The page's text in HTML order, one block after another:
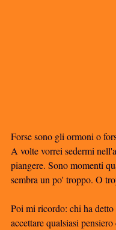
Forse sono gli ormoni o
A volte vorrei sedermi
piangere. Sono momenti
sembra un po' troppo. O
Poi mi ricordo: chi ha detto
accettare qualsiasi